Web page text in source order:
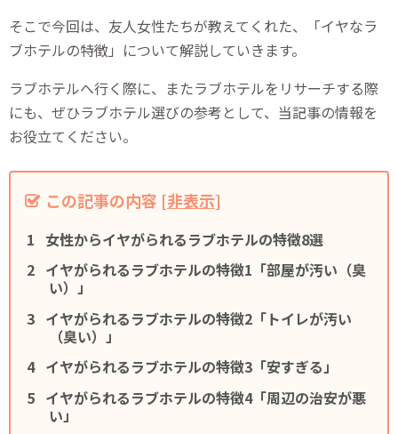
そこで今回は、友人女性たちが教えてくれた、「イヤなラ
ブホテルの特徴」について解説していきます。
ラブホテルへ行く際に、またラブホテルをリサーチする際
にも、ぜひラブホテル選びの参考として、当記事の情報を
お役立てください。
この記事の内容 [非表示]
女性からイヤがられるラブホテルの特徴8選
イヤがられるラブホテルの特徴1「部屋が汚い（臭
い）」
イヤがられるラブホテルの特徴2「トイレが汚い
（臭い）」
イヤがられるラブホテルの特徴3「安すぎる」
イヤがられるラブホテルの特徴4「周辺の治安が悪
い」